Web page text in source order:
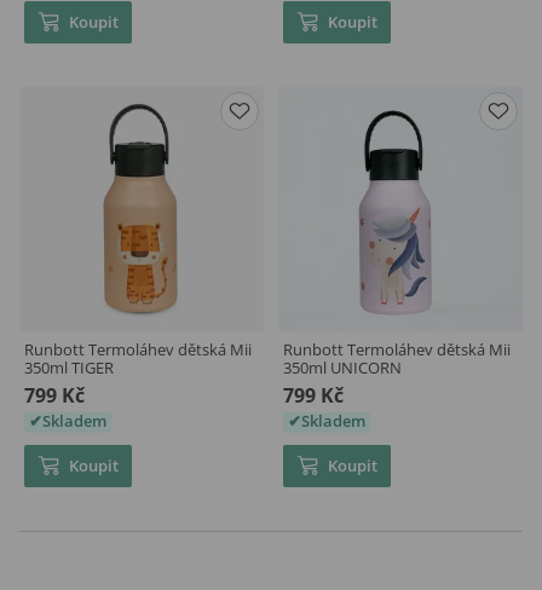
Koupit Koupit
Runbott Termoláhev dětská Mii
350ml TIGER
799 Kč
Skladem
Koupit
Runbott Termoláhev dětská Mii
350ml UNICORN
799 Kč
Skladem
Koupit